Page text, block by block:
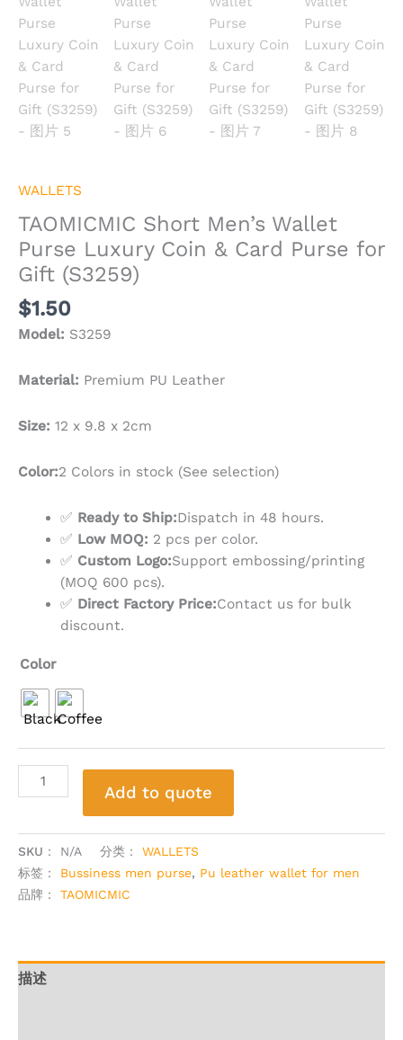
WALLETS
TAOMICMIC Short Men’s Wallet
Purse Luxury Coin & Card Purse for
Gift (S3259)
$1.50
Model: S3259
Material: Premium PU Leather
Size: 12 x 9.8 x 2cm
Color:2 Colors in stock (See selection)
✅ Ready to Ship:Dispatch in 48 hours.
✅ Low MOQ: 2 pcs per color.
✅ Custom Logo:Support embossing/printing
(MOQ 600 pcs).
✅ Direct Factory Price:Contact us for bulk
discount.
Color
Add to quote
Alternative:
SKU： N/A 分类： WALLETS
标签： Bussiness men purse, Pu leather wallet for men
品牌： TAOMICMIC
描述